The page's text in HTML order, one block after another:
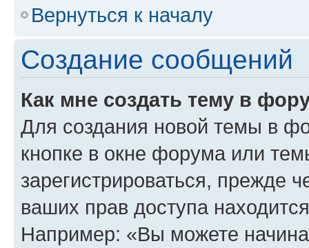
Вернуться к началу
Создание сообщений
Как мне создать тему в
Для создания новой темы в
кнопке в окне форума или
зарегистрироваться, прежде
ваших прав доступа
Например: «Вы можете